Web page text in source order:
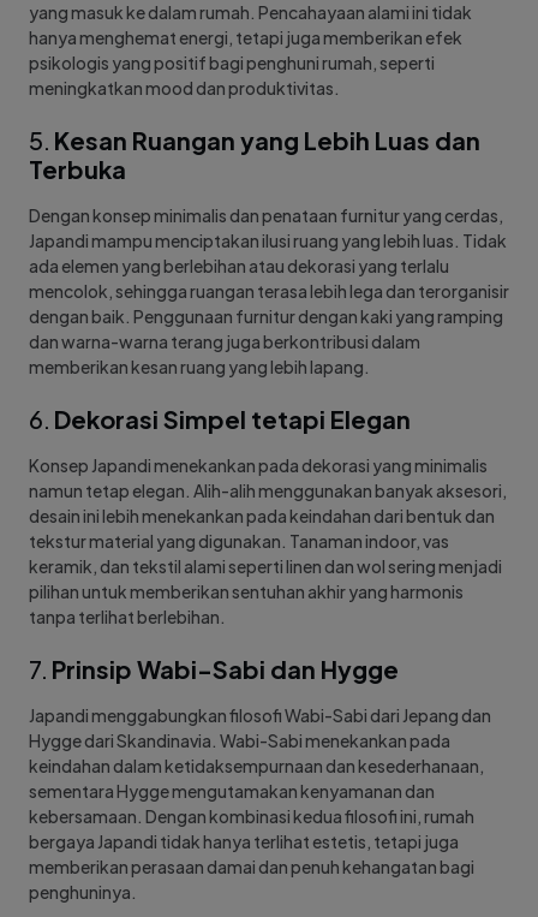
yang masuk ke dalam rumah. Pencahayaan alami ini tidak
hanya menghemat energi, tetapi juga memberikan efek
psikologis yang positif bagi penghuni rumah, seperti
meningkatkan mood dan produktivitas.
5. Kesan Ruangan yang Lebih Luas dan
Terbuka
Dengan konsep minimalis dan penataan furnitur yang cerdas,
Japandi mampu menciptakan ilusi ruang yang lebih luas. Tidak
ada elemen yang berlebihan atau dekorasi yang terlalu
mencolok, sehingga ruangan terasa lebih lega dan terorganisir
dengan baik. Penggunaan furnitur dengan kaki yang ramping
dan warna-warna terang juga berkontribusi dalam
memberikan kesan ruang yang lebih lapang.
6. Dekorasi Simpel tetapi Elegan
Konsep Japandi menekankan pada dekorasi yang minimalis
namun tetap elegan. Alih-alih menggunakan banyak aksesori,
desain ini lebih menekankan pada keindahan dari bentuk dan
tekstur material yang digunakan. Tanaman indoor, vas
keramik, dan tekstil alami seperti linen dan wol sering menjadi
pilihan untuk memberikan sentuhan akhir yang harmonis
tanpa terlihat berlebihan.
7. Prinsip Wabi-Sabi dan Hygge
Japandi menggabungkan filosofi Wabi-Sabi dari Jepang dan
Hygge dari Skandinavia. Wabi-Sabi menekankan pada
keindahan dalam ketidaksempurnaan dan kesederhanaan,
sementara Hygge mengutamakan kenyamanan dan
kebersamaan. Dengan kombinasi kedua filosofi ini, rumah
bergaya Japandi tidak hanya terlihat estetis, tetapi juga
memberikan perasaan damai dan penuh kehangatan bagi
penghuninya.